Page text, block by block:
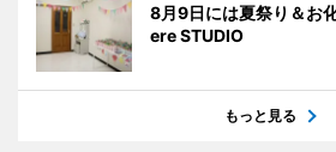
8月9日には夏祭り＆お
ere STUDIO
もっと見る